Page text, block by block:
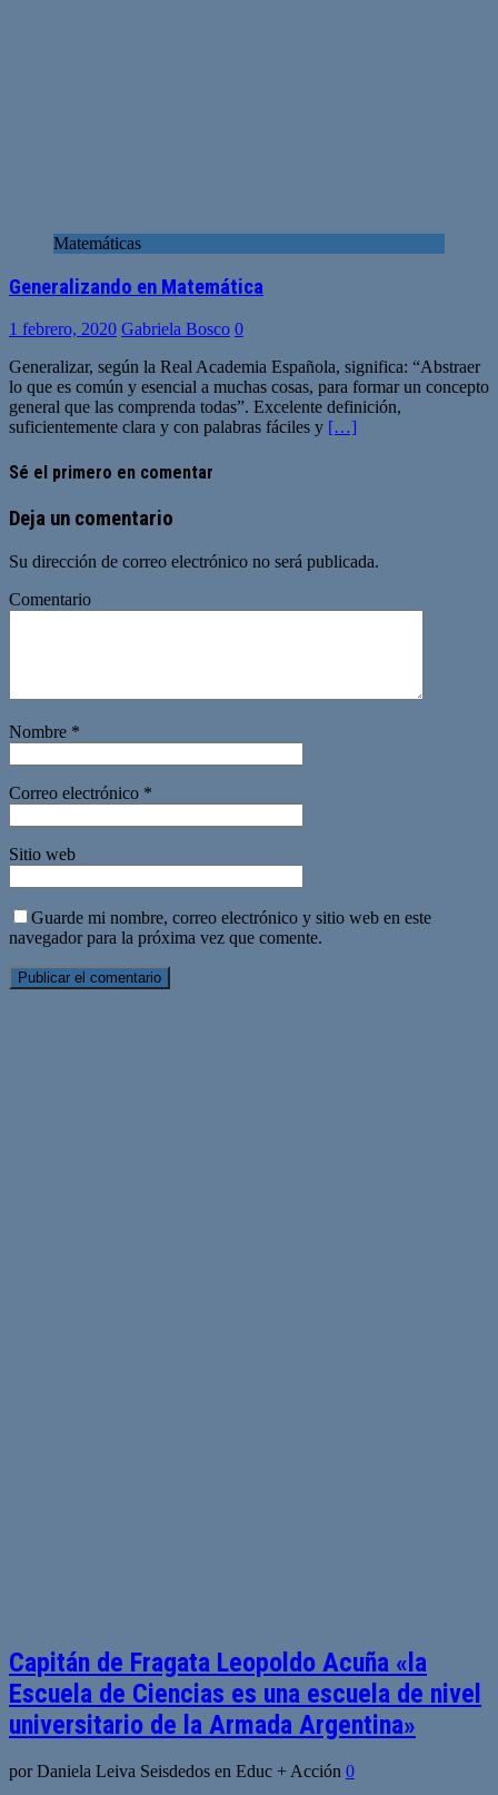
Matemáticas
Generalizando en Matemática
1 febrero, 2020 Gabriela Bosco 0
Generalizar, según la Real Academia Española, significa: “Abstraer
lo que es común y esencial a muchas cosas, para formar un concepto
general que las comprenda todas”. Excelente definición,
suficientemente clara y con palabras fáciles y […]
Sé el primero en comentar
Deja un comentario
Su dirección de correo electrónico no será publicada.
Comentario
Nombre *
Correo electrónico *
Sitio web
Guarde mi nombre, correo electrónico y sitio web en este
navegador para la próxima vez que comente.
Capitán de Fragata Leopoldo Acuña «la
Escuela de Ciencias es una escuela de nivel
universitario de la Armada Argentina»
por Daniela Leiva Seisdedos en Educ + Acción 0